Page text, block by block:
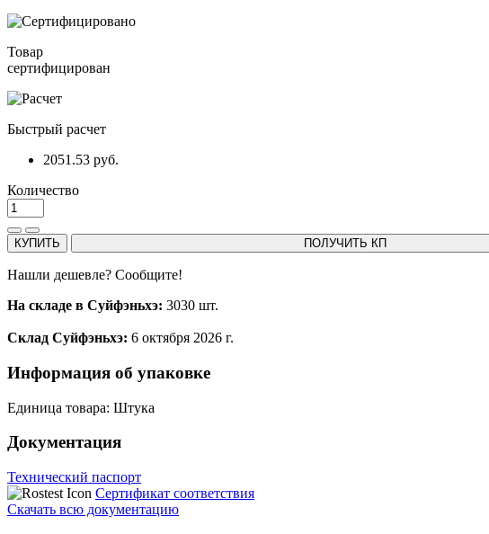
Товар
сертифицирован
Быстрый расчет
2051.53 руб.
Количество
КУПИТЬ ПОЛУЧИТЬ КП
Нашли дешевле? Сообщите!
На складе в Суйфэньхэ: 3030 шт.
Склад Суйфэньхэ: 6 октября 2026 г.
Информация об упаковке
Единица товара: Штука
Документация
Технический паспорт
Сертификат соответствия
Скачать всю документацию